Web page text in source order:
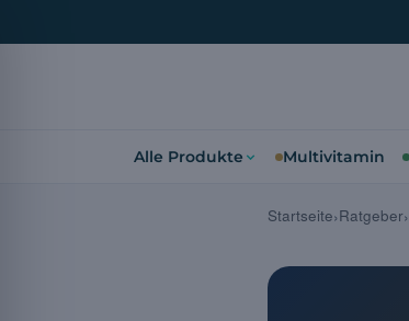
Alle Produkte Multivitamin
Startseite Ratgeber